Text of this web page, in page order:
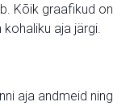
Kõik graafikud on
aja järgi.
aja andmeid ning